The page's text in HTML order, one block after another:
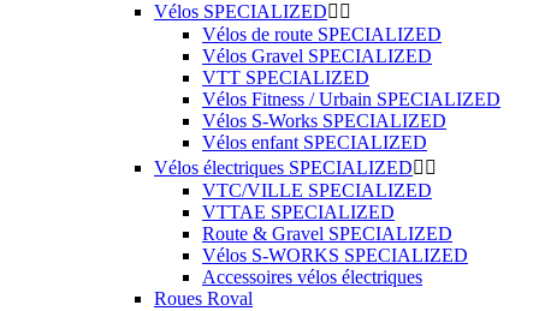
Vélos SPECIALIZED 
Vélos de route SPECIALIZED
Vélos Gravel SPECIALIZED
VTT SPECIALIZED
Vélos Fitness / Urbain SPECIALIZED
Vélos S-Works SPECIALIZED
Vélos enfant SPECIALIZED
Vélos électriques SPECIALIZED 
VTC/VILLE SPECIALIZED
VTTAE SPECIALIZED
Route & Gravel SPECIALIZED
Vélos S-WORKS SPECIALIZED
Accessoires vélos électriques
Roues Roval